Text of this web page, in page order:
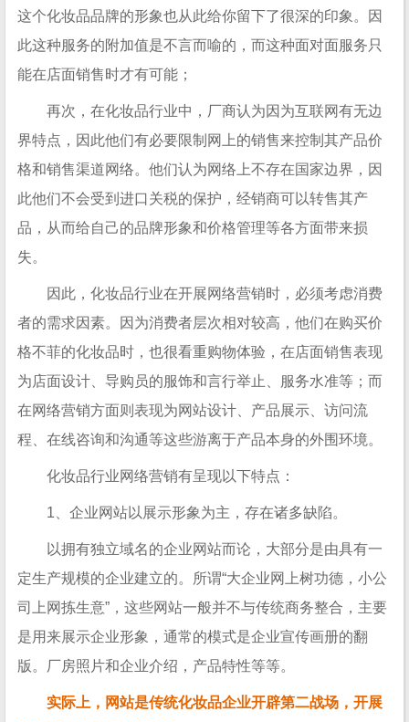
这个化妆品品牌的形象也从此给你留下了很深的印象。因
此这种服务的附加值是不言而喻的，而这种面对面服务只
能在店面销售时才有可能；
再次，在化妆品行业中，厂商认为因为互联网有无边
界特点，因此他们有必要限制网上的销售来控制其产品价
格和销售渠道网络。他们认为网络上不存在国家边界，因
此他们不会受到进口关税的保护，经销商可以转售其产
品，从而给自己的品牌形象和价格管理等各方面带来损
失。
因此，化妆品行业在开展网络营销时，必须考虑消费
者的需求因素。因为消费者层次相对较高，他们在购买价
格不菲的化妆品时，也很看重购物体验，在店面销售表现
为店面设计、导购员的服饰和言行举止、服务水准等；而
在网络营销方面则表现为网站设计、产品展示、访问流
程、在线咨询和沟通等这些游离于产品本身的外围环境。
化妆品行业网络营销有呈现以下特点：
1、企业网站以展示形象为主，存在诸多缺陷。
以拥有独立域名的企业网站而论，大部分是由具有一
定生产规模的企业建立的。所谓“大企业网上树功德，小公
司上网拣生意”，这些网站一般并不与传统商务整合，主要
是用来展示企业形象，通常的模式是企业宣传画册的翻
版。厂房照片和企业介绍，产品特性等等。
实际上，网站是传统化妆品企业开辟第二战场，开展